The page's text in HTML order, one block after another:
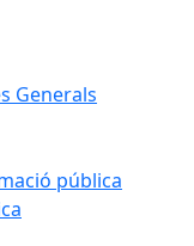
Generals
pública